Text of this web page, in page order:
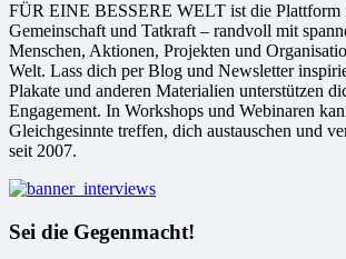
FÜR EINE BESSERE WELT ist die Plattform
Gemeinschaft und Tatkraft – randvoll mit
Menschen, Aktionen, Projekten und
Welt. Lass dich per Blog und Newsletter
Plakate und anderen Materialien unterstützen
Engagement. In Workshops und Webinaren
Gleichgesinnte treffen, dich austauschen und
seit 2007.
Sei die Gegenmacht!